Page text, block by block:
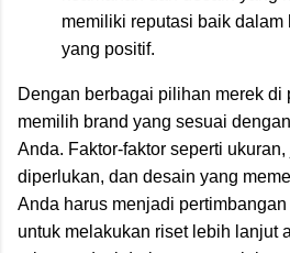
memiliki reputasi baik
yang positif.
Dengan berbagai pilihan merek di
memilih brand yang sesuai
Anda. Faktor-faktor seperti
diperlukan, dan desain yang
Anda harus menjadi
untuk melakukan riset lebih lanjut